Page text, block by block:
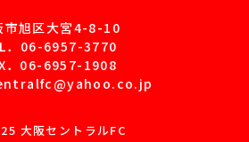
市旭区大宮4-8-10
06-6957-3770
．06-6957-1908
大阪セントラルFC